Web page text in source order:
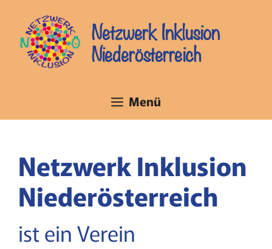
springen
Netzwerk Inklusion
Niederösterreich
Menü
Netzwerk Inklusion
Niederösterreich
ist ein Verein